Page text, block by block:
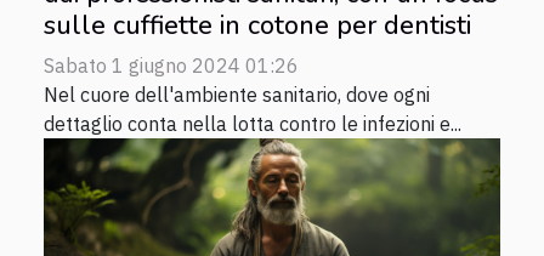
sulle cuffiette in cotone per dentisti
Sabato 1 giugno 2024 01:26
Nel cuore dell'ambiente sanitario, dove ogni
dettaglio conta nella lotta contro le infezioni e...